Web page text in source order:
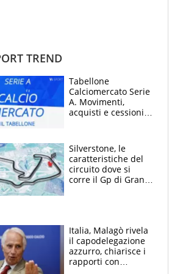
TREND
Tabellone
Calciomercato Serie
A. Movimenti,
acquisti e cessioni:
Silverstone, le
caratteristiche del
circuito dove si
corre il Gp di Gran
Italia, Malagò rivela
il capodelegazione
azzurro, chiarisce i
rapporti con